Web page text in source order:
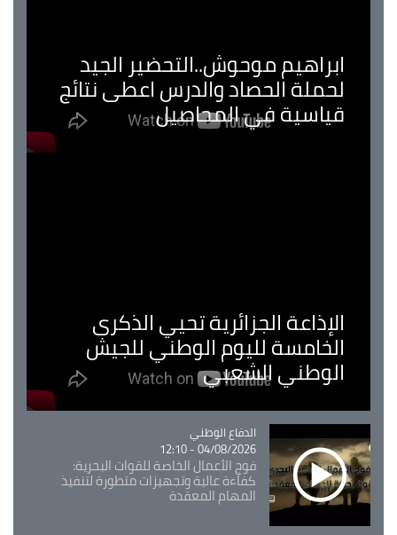
ابراهيم موحوش..التحضير الجيد
لحملة الحصاد والدرس اعطى نتائج
قياسية في المحاصيل
الإذاعة الجزائرية تحيي الذكرى
الخامسة لليوم الوطني للجيش
الوطني الشعبي
Catégorie
الدفاع الوطني
04/08/2026 - 12:10
فوج الأعمال الخاصة للقوات البحرية:
كفاءة عالية وتجهيزات متطورة لتنفيذ
المهام المعقدة